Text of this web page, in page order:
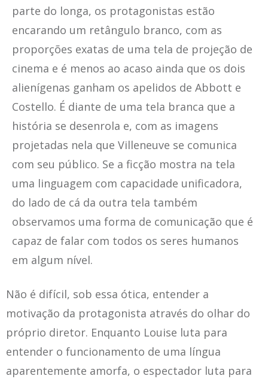
parte do longa, os protagonistas estão
encarando um retângulo branco, com as
proporções exatas de uma tela de projeção de
cinema e é menos ao acaso ainda que os dois
alienígenas ganham os apelidos de Abbott e
Costello. É diante de uma tela branca que a
história se desenrola e, com as imagens
projetadas nela que Villeneuve se comunica
com seu público. Se a ficção mostra na tela
uma linguagem com capacidade unificadora,
do lado de cá da outra tela também
observamos uma forma de comunicação que é
capaz de falar com todos os seres humanos
em algum nível.
Não é difícil, sob essa ótica, entender a
motivação da protagonista através do olhar do
próprio diretor. Enquanto Louise luta para
entender o funcionamento de uma língua
aparentemente amorfa, o espectador luta para